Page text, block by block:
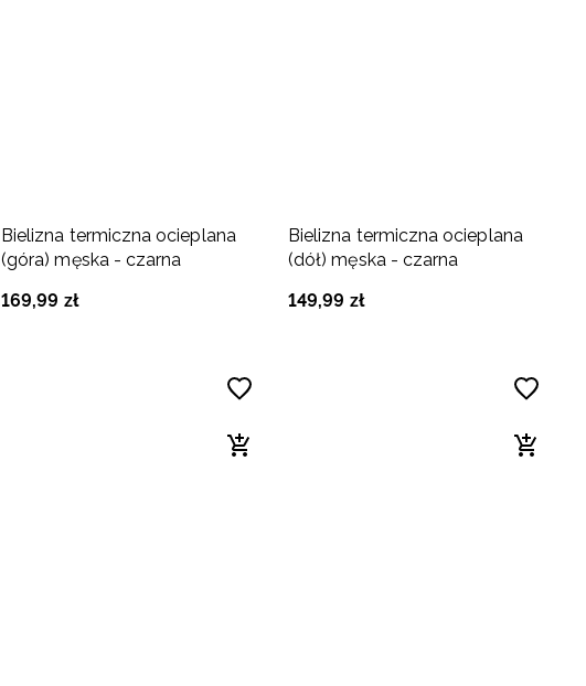
Bielizna termiczna ocieplana
(góra) męska - czarna
169,99 zł
Bielizna termiczna ocieplana
(dół) męska - czarna
149,99 zł